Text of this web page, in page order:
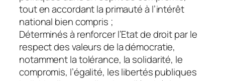
tout en accordant la primauté à l’intérêt
national bien compris ;
Déterminés à renforcer l’Etat de droit par le
respect des valeurs de la démocratie,
notamment la tolérance, la solidarité, le
compromis, l’égalité, les libertés publiques